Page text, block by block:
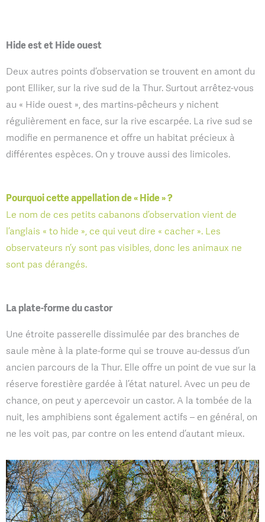
Hide est et Hide ouest
Deux autres points d’observation se trouvent en amont du
pont Elliker, sur la rive sud de la Thur. Surtout arrêtez-vous
au « Hide ouest », des martins-pêcheurs y nichent
régulièrement en face, sur la rive escarpée. La rive sud se
modifie en permanence et offre un habitat précieux à
différentes espèces. On y trouve aussi des limicoles.
Pourquoi cette appellation de « Hide » ?
Le nom de ces petits cabanons d’observation vient de
l’anglais « to hide », ce qui veut dire « cacher ». Les
observateurs n’y sont pas visibles, donc les animaux ne
sont pas dérangés.
La plate-forme du castor
Une étroite passerelle dissimulée par des branches de
saule mène à la plate-forme qui se trouve au-dessus d’un
ancien parcours de la Thur. Elle offre un point de vue sur la
réserve forestière gardée à l’état naturel. Avec un peu de
chance, on peut y apercevoir un castor. A la tombée de la
nuit, les amphibiens sont également actifs – en général, on
ne les voit pas, par contre on les entend d’autant mieux.